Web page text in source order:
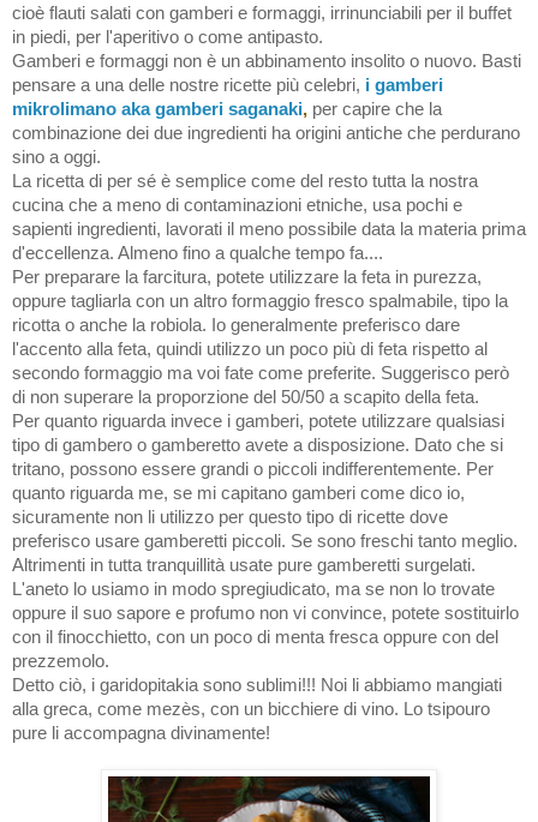
cioè flauti salati con gamberi e formaggi, irrinunciabili per il buffet
in piedi, per l'aperitivo o come antipasto.
Gamberi e formaggi non è un abbinamento insolito o nuovo. Basti
pensare a una delle nostre ricette più celebri, i gamberi
mikrolimano aka gamberi saganaki, per capire che la
combinazione dei due ingredienti ha origini antiche che perdurano
sino a oggi.
La ricetta di per sé è semplice come del resto tutta la nostra
cucina che a meno di contaminazioni etniche, usa pochi e
sapienti ingredienti, lavorati il meno possibile data la materia prima
d'eccellenza. Almeno fino a qualche tempo fa....
Per preparare la farcitura, potete utilizzare la feta in purezza,
oppure tagliarla con un altro formaggio fresco spalmabile, tipo la
ricotta o anche la robiola. Io generalmente preferisco dare
l'accento alla feta, quindi utilizzo un poco più di feta rispetto al
secondo formaggio ma voi fate come preferite. Suggerisco però
di non superare la proporzione del 50/50 a scapito della feta.
Per quanto riguarda invece i gamberi, potete utilizzare qualsiasi
tipo di gambero o gamberetto avete a disposizione. Dato che si
tritano, possono essere grandi o piccoli indifferentemente. Per
quanto riguarda me, se mi capitano gamberi come dico io,
sicuramente non li utilizzo per questo tipo di ricette dove
preferisco usare gamberetti piccoli. Se sono freschi tanto meglio.
Altrimenti in tutta tranquillità usate pure gamberetti surgelati.
L'aneto lo usiamo in modo spregiudicato, ma se non lo trovate
oppure il suo sapore e profumo non vi convince, potete sostituirlo
con il finocchietto, con un poco di menta fresca oppure con del
prezzemolo.
Detto ciò, i garidopitakia sono sublimi!!! Noi li abbiamo mangiati
alla greca, come mezès, con un bicchiere di vino. Lo tsipouro
pure li accompagna divinamente!